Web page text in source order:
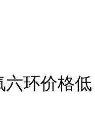
六环价格低